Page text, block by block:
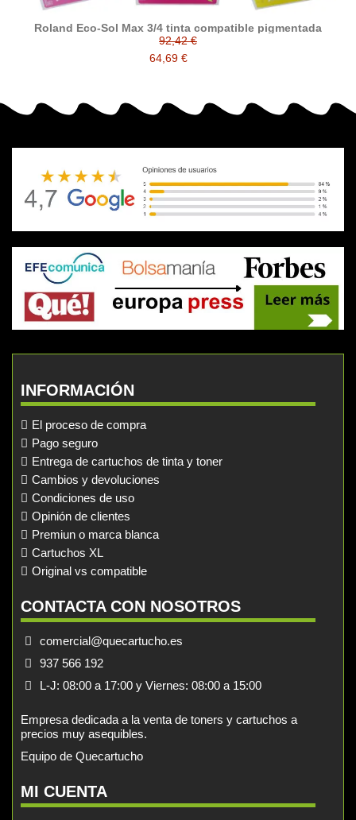
Roland Eco-Sol Max 3/4 tinta compatible pigmentada
92,42 €
64,69 €
INFORMACIÓN
El proceso de compra
Pago seguro
Entrega de cartuchos de tinta y toner
Cambios y devoluciones
Condiciones de uso
Opinión de clientes
Premiun o marca blanca
Cartuchos XL
Original vs compatible
CONTACTA CON NOSOTROS
comercial@quecartucho.es
937 566 192
L-J: 08:00 a 17:00 y Viernes: 08:00 a 15:00
Empresa dedicada a la venta de toners y cartuchos a
precios muy asequibles.
Equipo de Quecartucho
MI CUENTA